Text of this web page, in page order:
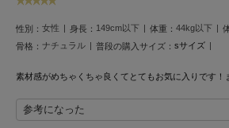
FURFUR
ファーファー
gelato pique
ジェラート ピケ
性別： 女性 身長： 149cm以下 体重： 44kg以下
骨格： ナチュラル 普段の購入サイズ： sサイズ
素材感がめちゃくちゃ良くてとてもお気に入りです！
参考になった